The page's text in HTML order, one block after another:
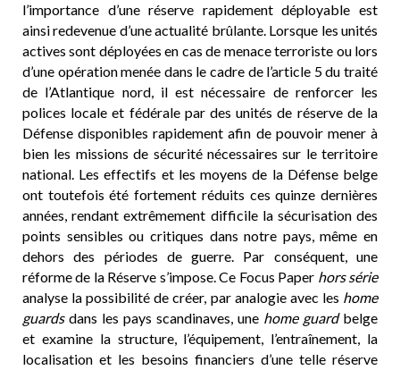
l’importance d’une réserve rapidement déployable est
ainsi redevenue d’une actualité brûlante. Lorsque les unités
actives sont déployées en cas de menace terroriste ou lors
d’une opération menée dans le cadre de l’article 5 du traité
de l’Atlantique nord, il est nécessaire de renforcer les
polices locale et fédérale par des unités de réserve de la
Défense disponibles rapidement afin de pouvoir mener à
bien les missions de sécurité nécessaires sur le territoire
national. Les effectifs et les moyens de la Défense belge
ont toutefois été fortement réduits ces quinze dernières
années, rendant extrêmement difficile la sécurisation des
points sensibles ou critiques dans notre pays, même en
dehors des périodes de guerre. Par conséquent, une
réforme de la Réserve s’impose. Ce Focus Paper hors série
analyse la possibilité de créer, par analogie avec les home
guardsdans les pays scandinaves, une home guardbelge
et examine la structure, l’équipement, l’entraînement, la
localisation et les besoins financiers d’une telle réserve